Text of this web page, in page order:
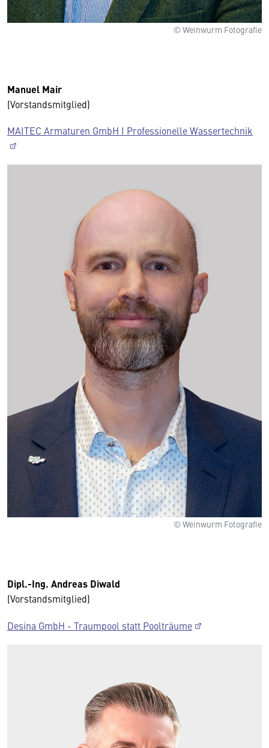
© Weinwurm Fotografie
Manuel Mair
(Vorstandsmitglied)
MAITEC Armaturen GmbH I Professionelle Wassertechnik
© Weinwurm Fotografie
Dipl.-Ing. Andreas Diwald
(Vorstandsmitglied)
Desina GmbH - Traumpool statt Poolträume